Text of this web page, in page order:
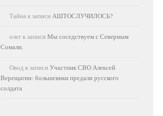
Тайна к записи АШТОСЛУЧИЛОСЬ?
олегк записи Мы соседствуем с Северным
Сомали.
Овод к записи Участник СВО Алексей
Верещагин: большевики предали русского
солдата